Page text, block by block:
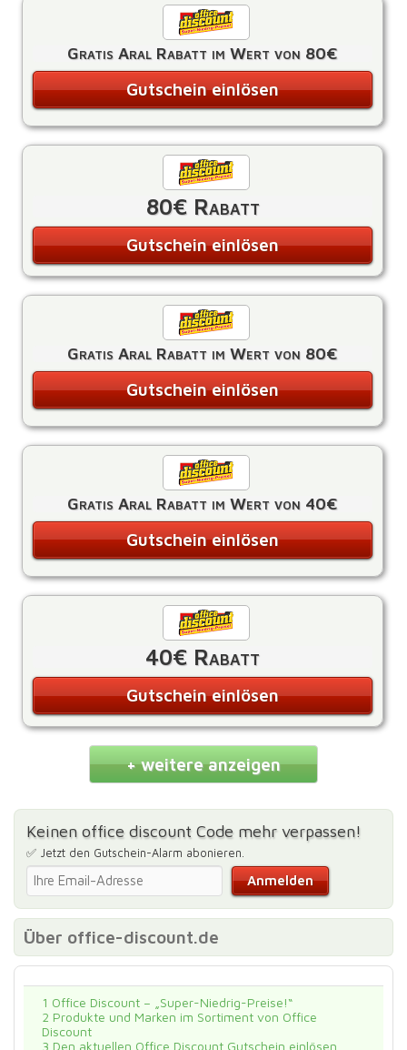
Gratis Aral Rabatt im Wert von 80€
Gutschein einlösen
80€ Rabatt
Gutschein einlösen
Gratis Aral Rabatt im Wert von 80€
Gutschein einlösen
Gratis Aral Rabatt im Wert von 40€
Gutschein einlösen
40€ Rabatt
Gutschein einlösen
+ weitere anzeigen
Keinen office discount Code mehr verpassen!
✅ Jetzt den Gutschein-Alarm abonieren.
Über office-discount.de
1 Office Discount – „Super-Niedrig-Preise!“
2 Produkte und Marken im Sortiment von Office
Discount
3 Den aktuellen Office Discount Gutschein einlösen